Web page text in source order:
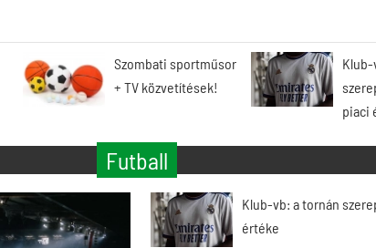
Szombati sportműsor
+ TV közvetítések!
Klub-
piaci
Futball
Klub-vb: a tornán
értéke